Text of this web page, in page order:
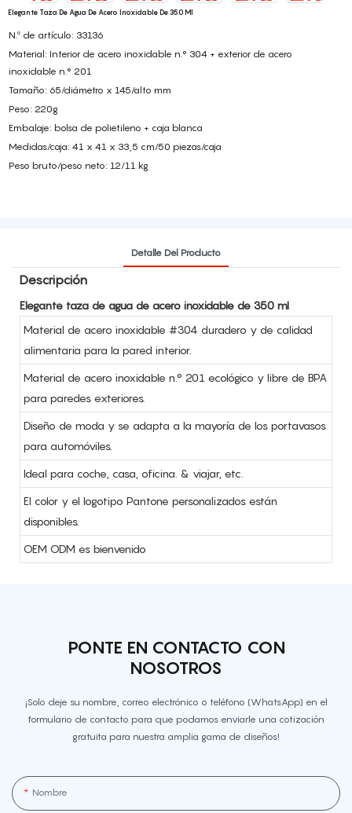
Elegante Taza De Agua De Acero Inoxidable De 350 Ml
N.º de artículo: 33136
Material: Interior de acero inoxidable n.° 304 + exterior de acero
inoxidable n.° 201
Tamaño: 65/diámetro x 145/alto mm
Peso: 220g
Embalaje: bolsa de polietileno + caja blanca
Medidas/caja: 41 x 41 x 33,5 cm/50 piezas/caja
Peso bruto/peso neto: 12/11 kg
Detalle Del Producto
Descripción
Elegante taza de agua de acero inoxidable de 350 ml
Material de acero inoxidable #304 duradero y de calidad
alimentaria para la pared interior.
Material de acero inoxidable n.° 201 ecológico y libre de BPA
para paredes exteriores.
Diseño de moda y se adapta a la mayoría de los portavasos
para automóviles.
Ideal para coche, casa, oficina. & viajar, etc.
El color y el logotipo Pantone personalizados están
disponibles.
OEM ODM es bienvenido
PONTE EN CONTACTO CON
NOSOTROS
¡Solo deje su nombre, correo electrónico o teléfono (WhatsApp) en el
formulario de contacto para que podamos enviarle una cotización
gratuita para nuestra amplia gama de diseños!
Nombre